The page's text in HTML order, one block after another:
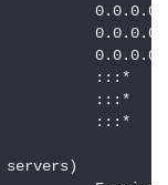
:::123
:::21826
::1:323
servers)